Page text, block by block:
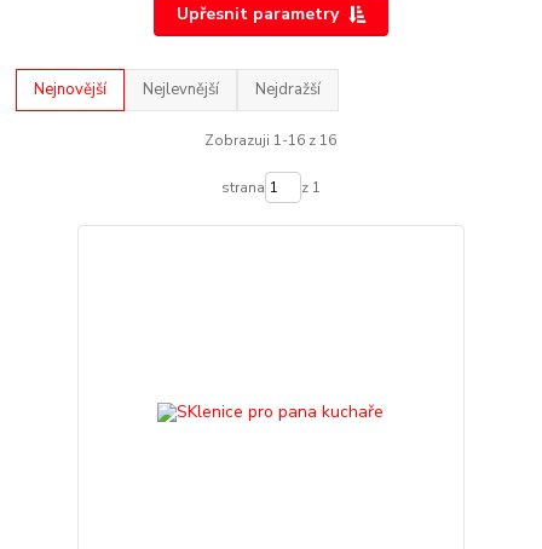
Upřesnit parametry
Nejnovější Nejlevnější Nejdražší
Zobrazuji 1-16 z 16
strana z 1